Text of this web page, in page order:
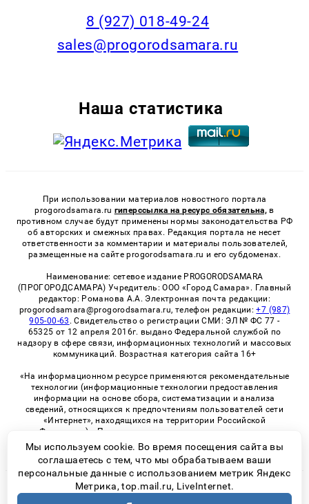
8 (927) 018-49-24
sales@progorodsamara.ru
Наша статистика
При использовании материалов новостного портала
progorodsamara.ru гиперссылка на ресурс обязательна, в
противном случае будут применены нормы законодательства РФ
об авторских и смежных правах. Редакция портала не несет
ответственности за комментарии и материалы пользователей,
размещенные на сайте progorodsamara.ru и его субдоменах.
Наименование: сетевое издание PROGORODSAMARA
(ПРОГОРОДСАМАРА) Учредитель: ООО «Город Самара». Главный
редактор: Романова А.А. Электронная почта редакции:
progorodsamara@progorodsamara.ru, телефон редакции:+7 (987)
905-00-63 . Свидетельство о регистрации СМИ: ЭЛ № ФС 77 -
65325 от 12 апреля 2016г. выдано Федеральной службой по
надзору в сфере связи, информационных технологий и массовых
коммуникаций. Возрастная категория сайта 16+
«На информационном ресурсе применяются рекомендательные
технологии (информационные технологии предоставления
информации на основе сбора, систематизации и анализа
сведений, относящихся к предпочтениям пользователей сети
«Интернет», находящихся на территории Российской
Федерации)». Правила применения рекомендательных
технологий в виджетах рекламно-обменной сети
«СМИ2» (PDF)
© 2026 «ProGorodSamara» | Все права защищены
Мы используем cookie. Во время посещения сайта вы
соглашаетесь с тем, что мы обрабатываем ваши
персональные данные с использованием метрик Яндекс
Метрика, top.mail.ru, LiveInternet.